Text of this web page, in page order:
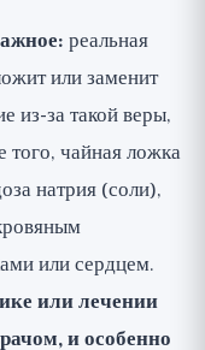
реальная
или заменит
из-за такой веры,
чайная ложка
натрия (соли),
или сердцем.
или лечении
и особенно